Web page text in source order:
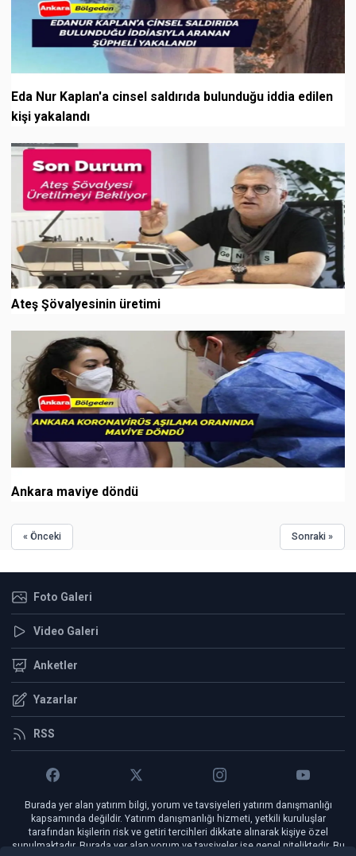
Eda Nur Kaplan'a cinsel saldırıda bulunduğu iddia edilen
kişi yakalandı
Ateş Şövalyesinin üretimi
Ankara maviye döndü
« Önceki Sonraki »
Foto Galeri
Video Galeri
Anketler
Yazarlar
RSS
Burada yer alan yatırım bilgi, yorum ve tavsiyeleri yatırım danışmanlığı
kapsamında değildir. Yatırım danışmanlığı hizmeti, yetkili kuruluşlar
tarafından kişilerin risk ve getiri tercihleri dikkate alınarak kişiye özel
sunulmaktadır. Burada yer alan yorum ve tavsiyeler ise genel niteliktedir. Bu